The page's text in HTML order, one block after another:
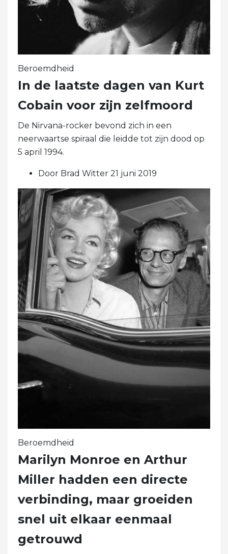
Beroemdheid
In de laatste dagen van Kurt
Cobain voor zijn zelfmoord
De Nirvana-rocker bevond zich in een
neerwaartse spiraal die leidde tot zijn dood op
5 april 1994.
Door Brad Witter 21 juni 2019
Beroemdheid
Marilyn Monroe en Arthur
Miller hadden een directe
verbinding, maar groeiden
snel uit elkaar eenmaal
getrouwd